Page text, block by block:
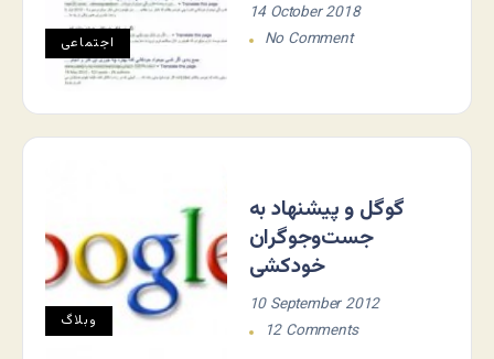
اجتماعی
14 October 2018
No Comment
وبلاگ
گوگل و پیشنهاد به
جست‌وجوگران
خودکشی
10 September 2012
12 Comments